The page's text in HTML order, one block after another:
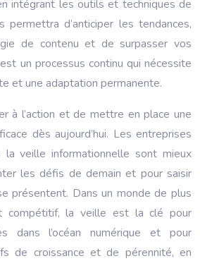
intégrant les outils et techniques de
permettra d’anticiper les tendances,
de contenu et de surpasser vos
un processus continu qui nécessite
et une adaptation permanente.
à l’action et de mettre en place une
dès aujourd’hui. Les entreprises
la veille informationnelle sont mieux
les défis de demain et pour saisir
présentent. Dans un monde de plus
compétitif, la veille est la clé pour
dans l’océan numérique et pour
de croissance et de pérennité, en